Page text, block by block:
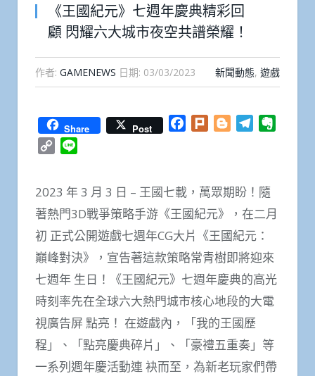
《王國紀元》七週年慶典精彩回
顧 閃耀六大城市夜空共譜榮耀！
作者: GAMENEWS 日期: 03/03/2023 新聞動態, 遊戲
Share Post Facebook
Plurk BloggerTelegram
Copy
2023 年 3 月 3 日 – 王國七載，萬眾期盼！隨
著熱門3D戰爭策略手游《王國紀元》，在二月
初 正式公開遊戲七週年CG大片《王國紀元：
巔峰對決》，宣告著這款策略常青樹即將迎來
七週年 生日！《王國紀元》七週年慶典的高光
時刻率先在全球六大熱門城市核心地段的大電
視廣告屏 點亮！ 在遊戲內，「我的王國歷
程」、「點亮慶典碎片」、「豪禮五重奏」等
一系列週年慶活動連 袂而至，為新老玩家們帶